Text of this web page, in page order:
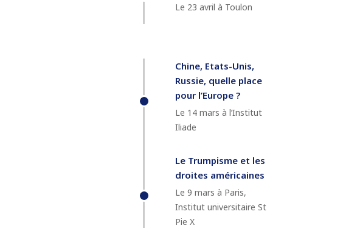
Le 23 avril à Toulon
Chine, Etats-Unis,
Russie, quelle place
pour l’Europe ?
Le 14 mars à l’Institut
Iliade
Le Trumpisme et les
droites américaines
Le 9 mars à Paris,
Institut universitaire St
Pie X